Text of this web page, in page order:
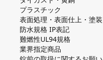
プラスチック
表面処理・表面仕上・塗装
防⽔規格 IP表記
難燃性UL94規格
業界指定商品